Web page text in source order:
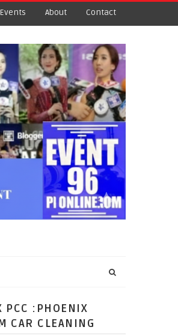
Events About Contact
PCC :PHOENIX
CAR CLEANING